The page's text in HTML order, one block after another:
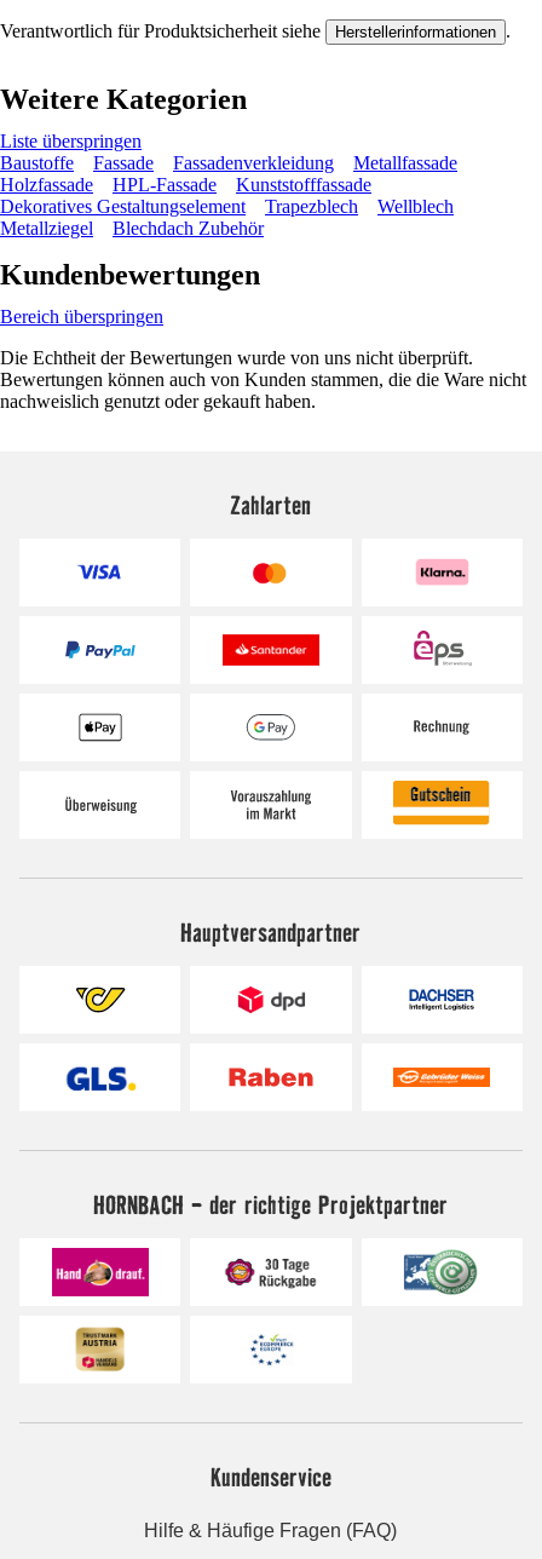
Verantwortlich für Produktsicherheit siehe Herstellerinformationen .
Weitere Kategorien
Liste überspringen
Baustoffe
Fassade Fassadenverkleidung
Metallfassade
Holzfassade
HPL-Fassade
Kunststofffassade
Dekoratives Gestaltungselement
Trapezblech
Wellblech
Metallziegel
Blechdach Zubehör
Kundenbewertungen
Bereich überspringen
Die Echtheit der Bewertungen wurde von uns nicht überprüft.
Bewertungen können auch von Kunden stammen, die die Ware nicht
nachweislich genutzt oder gekauft haben.
Zahlarten
Hauptversandpartner
HORNBACH - der richtige Projektpartner
Kundenservice
Hilfe & Häufige Fragen (FAQ)